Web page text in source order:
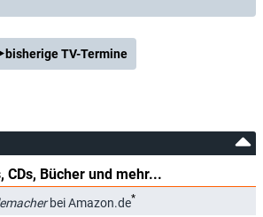
bisherige TV-Termine
CDs, Bücher und mehr...
bei Amazon.de*